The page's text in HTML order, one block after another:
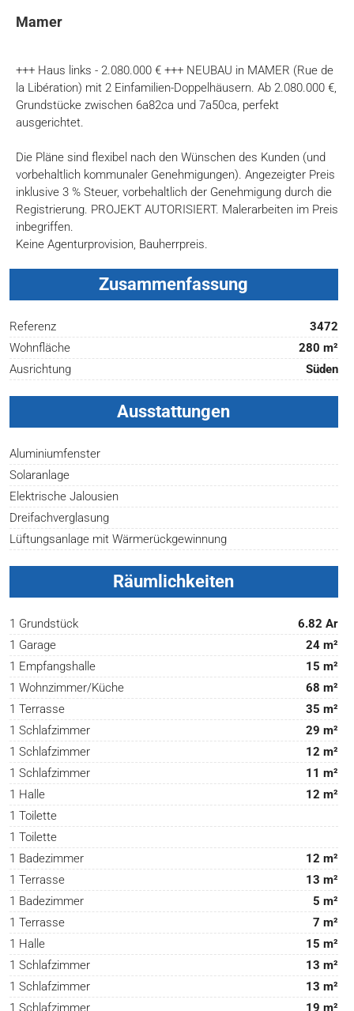
Mamer
+++ Haus links - 2.080.000 € +++ NEUBAU in MAMER (Rue de
la Libération) mit 2 Einfamilien-Doppelhäusern. Ab 2.080.000 €,
Grundstücke zwischen 6a82ca und 7a50ca, perfekt
ausgerichtet.
Die Pläne sind flexibel nach den Wünschen des Kunden (und
vorbehaltlich kommunaler Genehmigungen). Angezeigter Preis
inklusive 3 % Steuer, vorbehaltlich der Genehmigung durch die
Registrierung. PROJEKT AUTORISIERT. Malerarbeiten im Preis
inbegriffen.
Keine Agenturprovision, Bauherrpreis.
Zusammenfassung
Referenz
3472
Wohnfläche
280 m²
Ausrichtung
Süden
Ausstattungen
Aluminiumfenster
Solaranlage
Elektrische Jalousien
Dreifachverglasung
Lüftungsanlage mit Wärmerückgewinnung
Räumlichkeiten
1 Grundstück
6.82 Ar
1 Garage
24 m²
1 Empfangshalle
15 m²
1 Wohnzimmer/Küche
68 m²
1 Terrasse
35 m²
1 Schlafzimmer
29 m²
1 Schlafzimmer
12 m²
1 Schlafzimmer
11 m²
1 Halle
12 m²
1 Toilette
1 Toilette
1 Badezimmer
12 m²
1 Terrasse
13 m²
1 Badezimmer
5 m²
1 Terrasse
7 m²
1 Halle
15 m²
1 Schlafzimmer
13 m²
1 Schlafzimmer
13 m²
1 Schlafzimmer
19 m²